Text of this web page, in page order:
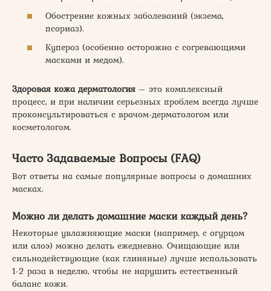
Обострение кожных заболеваний (экзема,
псориаз).
Купероз (особенно осторожно с согревающими
масками и медом).
Здоровая кожа дерматология – это комплексный
процесс, и при наличии серьезных проблем всегда лучше
проконсультироваться с врачом-дерматологом или
косметологом.
Часто Задаваемые Вопросы (FAQ)
Вот ответы на самые популярные вопросы о домашних
масках.
Можно ли делать домашние маски каждый день?
Некоторые увлажняющие маски (например, с огурцом
или алоэ) можно делать ежедневно. Очищающие или
сильнодействующие (как глиняные) лучше использовать
1-2 раза в неделю, чтобы не нарушить естественный
баланс кожи.